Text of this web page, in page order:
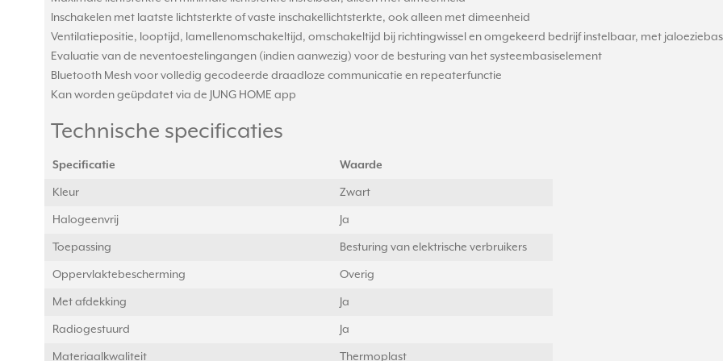
Inschakelen met laatste lichtsterkte of vaste inschakellichtsterkte, ook alleen met dimeenheid
Ventilatiepositie, looptijd, lamellenomschakeltijd, omschakeltijd bij richtingwissel en omgekeerd bedrijf instelbaar, met
Evaluatie van de neventoestelingangen (indien aanwezig) voor de besturing van het systeembasiselement
Bluetooth Mesh voor volledig gecodeerde draadloze communicatie en repeaterfunctie
Kan worden geüpdatet via de JUNG HOME app
Technische specificaties
Specificatie Waarde
Kleur Zwart
Halogeenvrij Ja
Toepassing Besturing van elektrische verbruikers
Oppervlaktebescherming Overig
Met afdekking Ja
Radiogestuurd Ja
Materiaalkwaliteit Thermoplast